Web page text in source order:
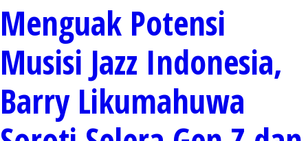
Menguak Potensi
Musisi Jazz Indonesia,
Barry Likumahuwa